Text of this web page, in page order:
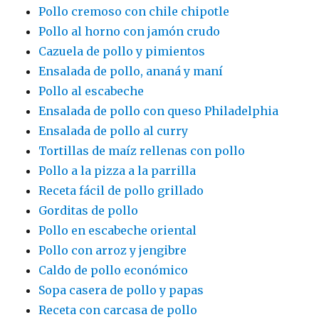
Pollo cremoso con chile chipotle
Pollo al horno con jamón crudo
Cazuela de pollo y pimientos
Ensalada de pollo, ananá y maní
Pollo al escabeche
Ensalada de pollo con queso Philadelphia
Ensalada de pollo al curry
Tortillas de maíz rellenas con pollo
Pollo a la pizza a la parrilla
Receta fácil de pollo grillado
Gorditas de pollo
Pollo en escabeche oriental
Pollo con arroz y jengibre
Caldo de pollo económico
Sopa casera de pollo y papas
Receta con carcasa de pollo